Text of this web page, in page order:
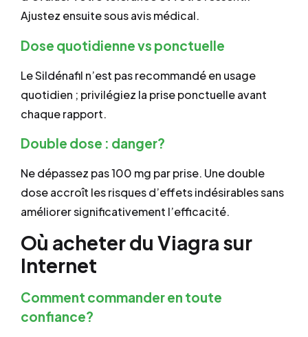
Ajustez ensuite sous avis médical.
Dose quotidienne vs ponctuelle
Le Sildénafil n’est pas recommandé en usage
quotidien ; privilégiez la prise ponctuelle avant
chaque rapport.
Double dose : danger?
Ne dépassez pas 100 mg par prise. Une double
dose accroît les risques d’effets indésirables sans
améliorer significativement l’efficacité.
Où acheter du Viagra sur
Internet
Comment commander en toute
confiance?